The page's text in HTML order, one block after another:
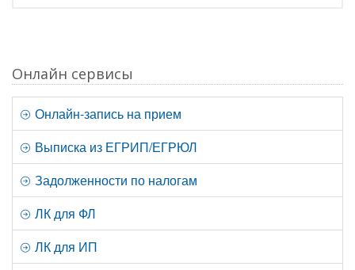
Онлайн сервисы
Онлайн-запись на прием
Выписка из ЕГРИП/ЕГРЮЛ
Задолженности по налогам
ЛК для ФЛ
ЛК для ИП